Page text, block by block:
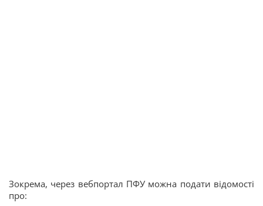
Зокрема, через вебпортал ПФУ можна подати відомості
про: